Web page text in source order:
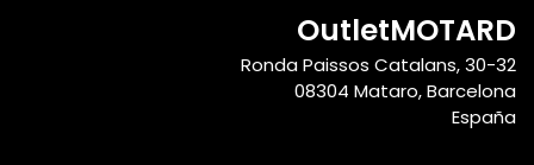
OutletMOTARD
Ronda Paissos Catalans, 30-32
08304 Mataro, Barcelona
España